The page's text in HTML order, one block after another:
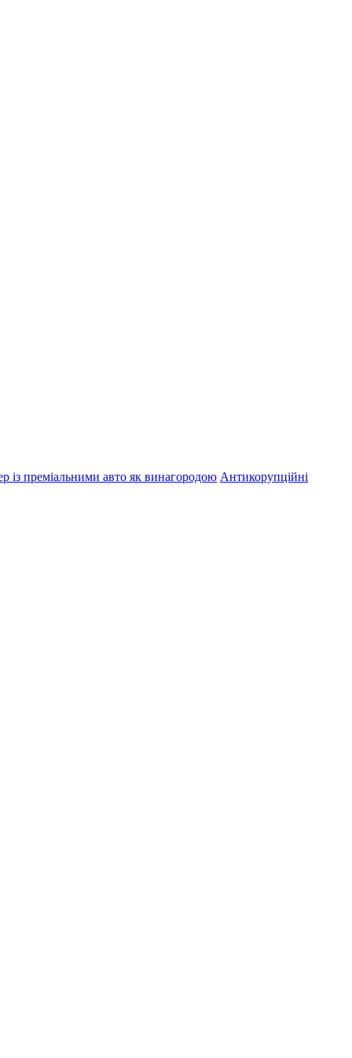
із преміальними авто як винагородою Антикорупційні